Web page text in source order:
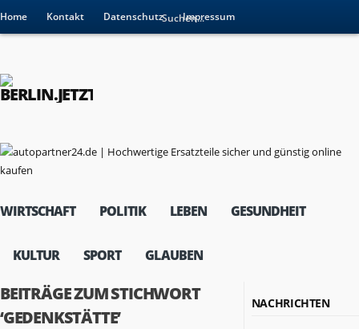
Home Kontakt Datenschutz Impressum
WIRTSCHAFT POLITIK LEBEN GESUNDHEIT
KULTUR SPORT GLAUBEN
BEITRÄGE ZUM STICHWORT
‘GEDENKSTÄTTE’
NACHRICHTEN